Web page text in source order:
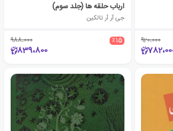
920،000
ارباب حلقه ها (جلد سوم)
جی آر آر تالکین
٪15 988،000
839،800